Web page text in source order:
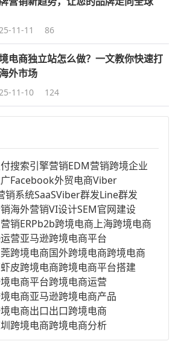
11-11 86
电商独立站怎么做？一文教你快速打
外市场
11-10 124
搜索引擎营销EDM营销跨境企业
Facebook外贸电商Viber
销系统SaaSViber群发Line群发
海外营销VI设计SEM官网建设
销ERPb2b跨境电商上海跨境电商
营亚马逊跨境电商平台
跨境电商国外跨境电商跨境电商
虾皮跨境电商跨境电商平台搭建
电商平台跨境电商运营
电商亚马逊跨境电商产品
电商出口出口跨境电商
跨境电商跨境电商分析
电商服务广州跨境电商